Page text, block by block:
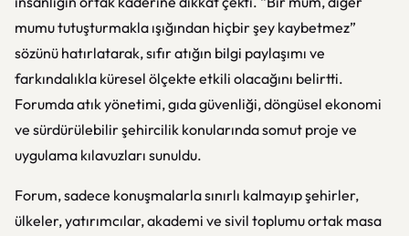
mumu tutuşturmakla ışığından hiçbir şey kaybetmez”
sözünü hatırlatarak, sıfır atığın bilgi paylaşımı ve
farkındalıkla küresel ölçekte etkili olacağını belirtti.
Forumda atık yönetimi, gıda güvenliği, döngüsel ekonomi
ve sürdürülebilir şehircilik konularında somut proje ve
uygulama kılavuzları sunuldu.
Forum, sadece konuşmalarla sınırlı kalmayıp şehirler,
ülkeler, yatırımcılar, akademi ve sivil toplumu ortak masa